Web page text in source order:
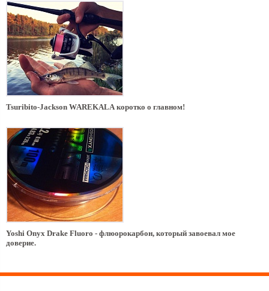
Tsuribito-Jackson WAREKALА коротко о главном!
Yoshi Onyx Drake Fluoro - флюорокарбон, который завоевал мое
доверие.